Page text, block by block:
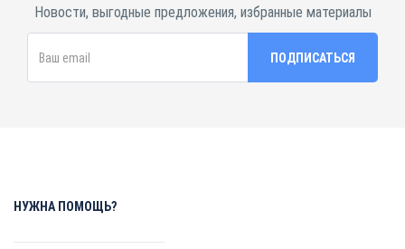
Новости, выгодные предложения, избранные материалы
НУЖНА ПОМОЩЬ?